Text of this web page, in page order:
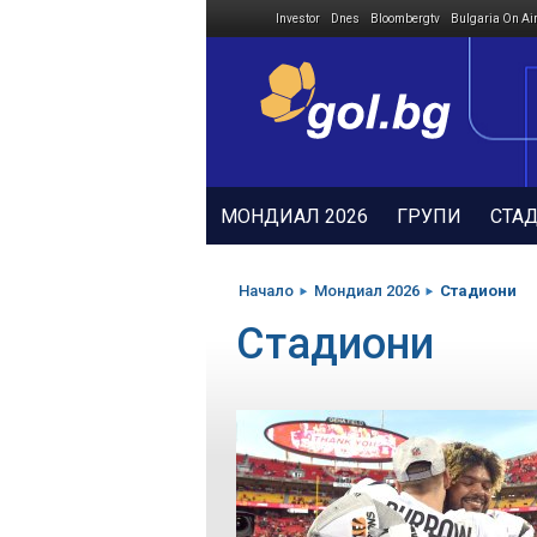
Investor Dnes Bloombergtv Bulgaria On Air
МОНДИАЛ 2026 ГРУПИ
Начало Мондиал 2026 Стадиони
Стадиони